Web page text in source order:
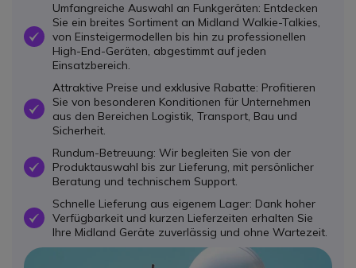
OK
Umfangreiche Auswahl an Funkgeräten: Entdecken
Sie ein breites Sortiment an Midland Walkie-Talkies,
von Einsteigermodellen bis hin zu professionellen
High-End-Geräten, abgestimmt auf jeden
Einsatzbereich.
OK
Attraktive Preise und exklusive Rabatte: Profitieren
Sie von besonderen Konditionen für Unternehmen
aus den Bereichen Logistik, Transport, Bau und
Sicherheit.
OK
Rundum-Betreuung: Wir begleiten Sie von der
Produktauswahl bis zur Lieferung, mit persönlicher
Beratung und technischem Support.
OK
Schnelle Lieferung aus eigenem Lager: Dank hoher
Verfügbarkeit und kurzen Lieferzeiten erhalten Sie
Ihre Midland Geräte zuverlässig und ohne Wartezeit.